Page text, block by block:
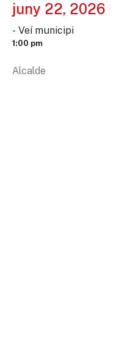
juny 22, 2026
- Veí municipi
1:00 pm
Alcalde